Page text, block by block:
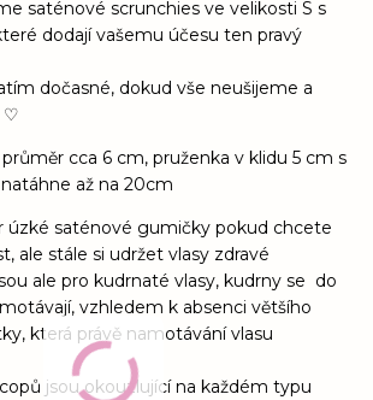
saténové scrunchies ve velikosti S s
dodají vašemu účesu ten pravý
dočasné, dokud vše neušijeme a
♡
cca 6 cm, pruženka v klidu 5 cm s
až na 20cm
úzké saténové gumičky pokud chcete
ale stále si udržet vlasy zdravé
ale pro kudrnaté vlasy, kudrny se do
vzhledem k absenci většího
která právě namotávání vlasu
jsou okouzlující na každém typu